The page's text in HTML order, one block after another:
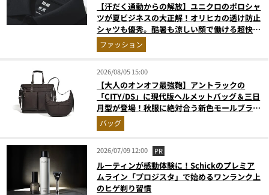
【汗だく通勤からの解放】ユニクロのポロシャ
ツが夏ビジネスの大正解！オリヒカの透け防止
シャツも優秀。酷暑も涼しい顔で働ける超快適
ウエアの実力
ファッション
2026/08/05 15:00
【大人のオンオフ最強鞄】アントラックの
「CITY/DS」に現代版ヘルメットバッグ＆三日
月型が登場！秋服に絶対合う新色モールブラウ
ンが傑作
バッグ
2026/07/09 12:00 PR
ルーティンが感動体験に！Schickのプレミア
ムライン「プロジスタ」で始めるワンランク上
のヒゲ剃り習慣